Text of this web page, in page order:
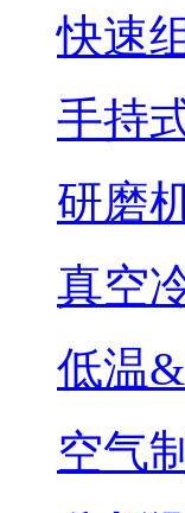
快速
手持
研磨
真空
低温
空气